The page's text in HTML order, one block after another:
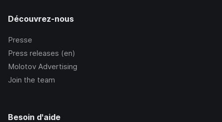
Découvrez-nous
Presse
Press releases (en)
Molotov Advertising
Join the team
Besoin d'aide